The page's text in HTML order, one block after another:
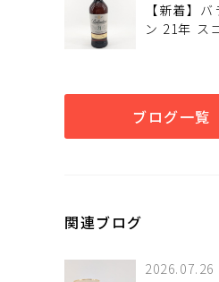
【新着】
ン 21年 ス
ブログ一覧
関連ブログ
2026.07.26